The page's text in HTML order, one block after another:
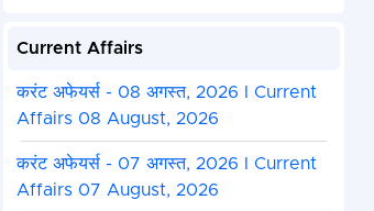
Current Affairs
करंट अफेयर्स - 08 अगस्त, 2026 I Current
Affairs 08 August, 2026
करंट अफेयर्स - 07 अगस्त, 2026 I Current
Affairs 07 August, 2026